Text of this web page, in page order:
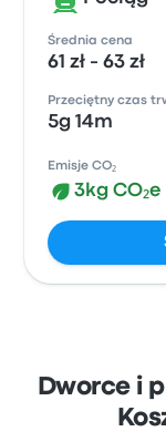
Średnia cena
61 zł - 63 zł
Przeciętny czas
5g 14m
Emisje CO₂
3kg CO₂e
Dworce i